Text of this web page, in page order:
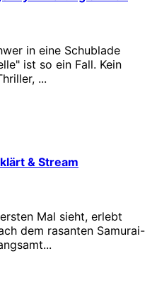
in eine Schublade
ist so ein Fall. Kein
...
& Stream
Mal sieht, erlebt
dem rasanten Samurai-